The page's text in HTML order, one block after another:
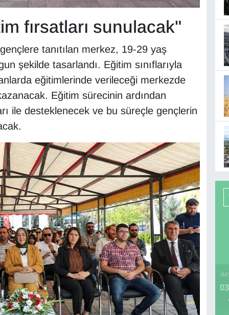
fırsatları sunulacak"
tanıtılan merkez, 19-29 yaş
şekilde tasarlandı. Eğitim sınıflarıyla
eğitimlerinde verileceği merkezde
Eğitim sürecinin ardından
ile desteklenecek ve bu süreçle gençlerin